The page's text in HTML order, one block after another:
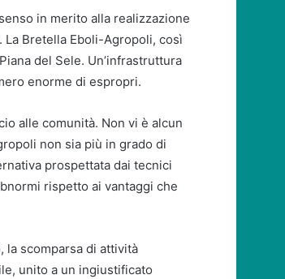
in merito alla realizzazione
La Bretella Eboli-Agropoli, così
del Sele. Un’infrastruttura
enorme di espropri.
alle comunità. Non vi è alcun
non sia più in grado di
prospettata dai tecnici
rispetto ai vantaggi che
la scomparsa di attività
unito a un ingiustificato